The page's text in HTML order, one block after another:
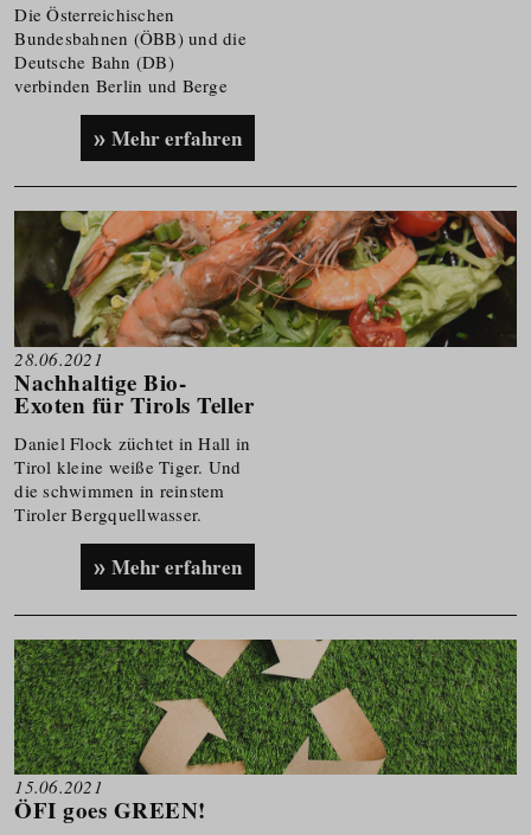
Die Österreichischen
Bundesbahnen (ÖBB) und die
Deutsche Bahn (DB)
verbinden Berlin und Berge
Mehr erfahren
28.06.2021
Nachhaltige Bio-
Exoten für Tirols Teller
Daniel Flock züchtet in Hall in
Tirol kleine weiße Tiger. Und
die schwimmen in reinstem
Tiroler Bergquellwasser.
Mehr erfahren
15.06.2021
ÖFI goes GREEN!